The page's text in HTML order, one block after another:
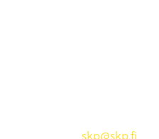
skp@skp.fi